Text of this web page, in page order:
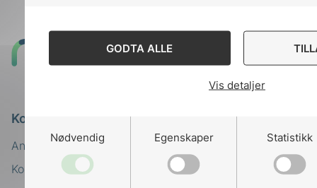
GODTA ALLE
Vis detaljer
Nødvendig Egenskaper Statistikk
Kontakt oss
Ansatte
nek@nek.no
Kontakt
Bruk av Cookies
toppen